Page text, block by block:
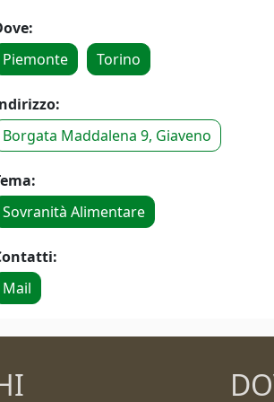
Piemonte
Torino
Borgata Maddalena 9, Giaveno
Sovranità Alimentare
Mail